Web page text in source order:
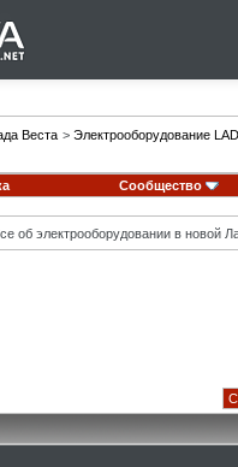
Веста > Электрооборудование
Сообщество
об электрооборудовании в новой